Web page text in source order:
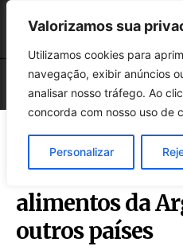
Valorizamos sua
Utilizamos cookies para
navegação, exibir anúncios
analisar nosso tráfego. Ao
concorda com nosso uso de
Personalizar
EUA removem
alimentos da
outros países